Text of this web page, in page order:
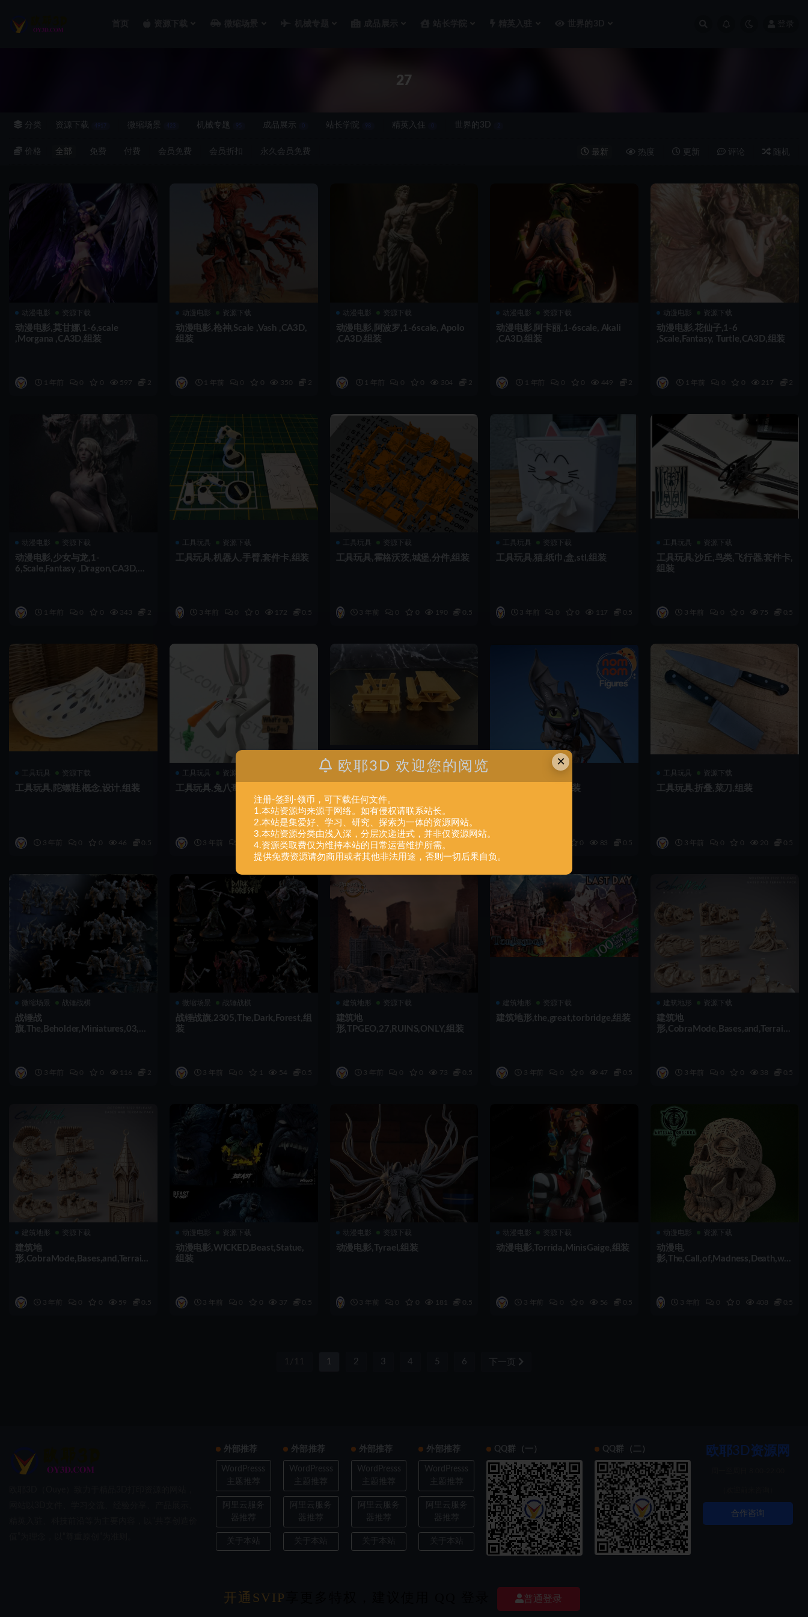
27
分类 资源下载 4917 微缩场景 423 机械专题 95 成品展示 站长学院 98 精英入住 世界的3D 2
价格 全部 免费 付费 会员免费 会员折扣 永久会员免费 最新 热度 更新 评论 随机
动漫电影 资源下载
动漫电影,莫甘娜,1-6,scale
,Morgana ,CA3D,组装
1 年前 0 0 597 2
动漫电影 资源下载
动漫电影,枪神,Scale ,Vash ,CA3D,
组装
1 年前 0 0 350 2
动漫电影 资源下载
动漫电影,阿波罗,1-6scale, Apolo
,CA3D,组装
1 年前 0 0 304 2
动漫电影 资源下载
动漫电影,阿卡丽,1-6scale, Akali
,CA3D,组装
1 年前 0 0 449 2
动漫电影 资源下载
动漫电影,花仙子,1-6
,Scale,Fantasy, Turtle,CA3D,组装
1 年前 0 0 217 2
动漫电影 资源下载
动漫电影,少女与龙,1-
6,Scale,Fantasy ,Dragon,CA3D,组
1 年前 0 0 343 2
工具玩具 资源下载
工具玩具,机器人,手臂,套件卡,组装
3 年前 0 0 172 0.5
工具玩具 资源下载
工具玩具,霍格沃茨,城堡,分件,组装
3 年前 0 0 190 0.5
工具玩具 资源下载
工具玩具,猫,纸巾,盒,stl,组装
3 年前 0 0 117 0.5
工具玩具 资源下载
工具玩具,沙丘,鸟类,飞行器,套件卡,
组装
3 年前 0 0 75 0.5
工具玩具 资源下载
工具玩具,陀螺鞋,概念,设计,组装
3 年前 0 0 46 0.5
工具玩具 资源下载
工具玩具,兔八哥 ,兔子,组装
3 年前 0 43 0.5
工具玩具 资源下载
3 年前 0 0 53
资源下载
工具玩具,无牙仔,组装
0 83 0.5
工具玩具 资源下载
工具玩具,折叠,菜刀,组装
3 年前 0 0 20 0.5
微缩场景 战锤战棋
战锤战
旗,The,Beholder,Miniatures,03,23
3 年前 0 0 116 2
微缩场景 战锤战棋
战锤战旗,2305,The,Dark,Forest,组
装
3 年前 0 1 54 0.5
建筑地形 资源下载
建筑地
形,TPGEO,27,RUINS,ONLY,组装
3 年前 0 0 73 0.5
建筑地形 资源下载
建筑地形,the,great,torbridge,组装
3 年前 0 0 47 0.5
建筑地形 资源下载
建筑地
形,CobraMode,Bases,and,Terrain,
3 年前 0 0 38 0.5
建筑地形 资源下载
建筑地
形,CobraMode,Bases,and,Terrain,
3 年前 0 59 0.5
动漫电影 资源下载
动漫电影,WICKED,Beast,Statue,
组装
3 年前 0 37 0.5
动漫电影 资源下载
动漫电影,Tyrael,组装
3 年前 0 181 0.5
动漫电影 资源下载
动漫电影,Torrida,MinisGaige,组装
3 年前 0 56 0.5
动漫电影 资源下载
动漫电
影,The,Call,of,Madness,Death,whi
3 年前 0 408 0.5
1 2 3 4 5 6 下一页
外部推荐
WordPresss
主题推荐
阿里云服务
器推荐
关于本站
外部推荐
WordPresss
主题推荐
阿里云服务
器推荐
关于本站
外部推荐
WordPresss
主题推荐
阿里云服务
器推荐
关于本站
外部推荐
WordPresss
主题推荐
阿里云服务
器推荐
关于本站
QQ群（一） QQ群（二） 欧耶3D资源网
合作咨询
Copyright © 2022 经验交流探索创新
开通SVIP 普通登录
×
欧耶3D 欢迎您的阅览
注册-签到-领币，可下载任何文件。
1.本站资源均来源于网络。如有侵权请联系站长。
2.本站是集爱好、学习、研究、探索为一体的资源网站。
3.本站资源分类由浅入深，分层次递进式，并非仅资源网站。
4.资源类取费仅为维持本站的日常运营维护所需。
提供免费资源请勿商用或者其他非法用途，否则一切后果自负。